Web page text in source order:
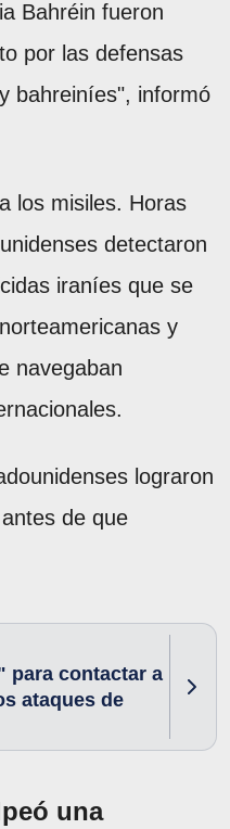
Bahréin fueron
por las defensas
bahreiníes", informó
los misiles. Horas
detectaron
iraníes que se
y
navegaban
lograron
de que
para contactar a
ataques de
una